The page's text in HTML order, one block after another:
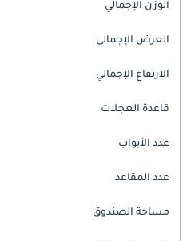
الوزن الإجمالي
العرض الإجمالي
الارتفاع الإجمالي
قاعدة العجلات
عدد الأبواب
عدد المقاعد
مساحة الصندوق